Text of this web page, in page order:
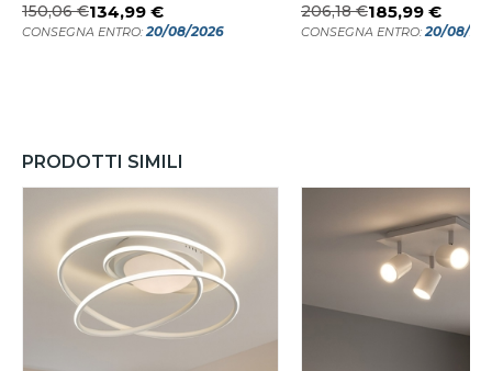
150,06 €134,99 €
CONSEGNA ENTRO:20/08/2026
206,18 €185,99 €
CONSEGNA ENTRO:20/08/
PRODOTTI SIMILI